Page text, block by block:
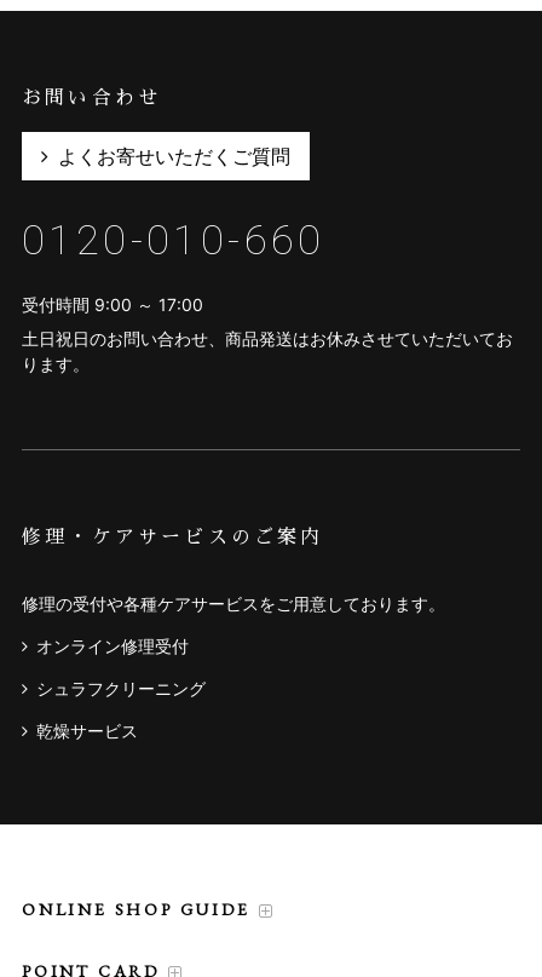
お問い合わせ
よくお寄せいただくご質問
0120-010-660
受付時間 9:00 ～ 17:00
土日祝日のお問い合わせ、商品発送はお休みさせていただいてお
ります。
修理・ケアサービスのご案内
修理の受付や各種ケアサービスをご用意しております。
オンライン修理受付
シュラフクリーニング
乾燥サービス
ONLINE SHOP GUIDE
POINT CARD